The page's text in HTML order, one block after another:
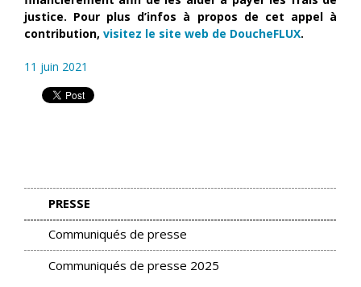
justice. Pour plus d’infos à propos de cet appel à
contribution, visitez le site web de DoucheFLUX.
11 juin 2021
PRESSE
Communiqués de presse
Communiqués de presse 2025